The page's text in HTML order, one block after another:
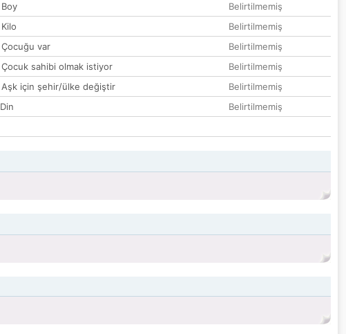
Boy
Belirtilmemiş
Kilo
Belirtilmemiş
Çocuğu var
Belirtilmemiş
Çocuk sahibi olmak istiyor
Belirtilmemiş
Aşk için şehir/ülke değiştir
Belirtilmemiş
Din
Belirtilmemiş